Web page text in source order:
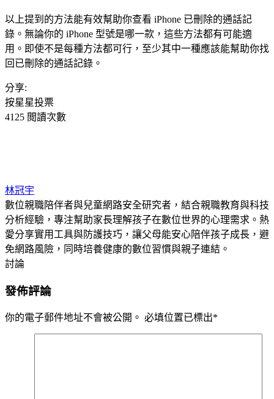
以上提到的方法能有效幫助你查看 iPhone 已刪除的通話記
錄。無論你的 iPhone 型號是哪一款，這些方法都有可能適
用。即使不是每種方法都可行，至少其中一種應該能幫助你找
回已刪除的通話記錄。
分享:
按星星投票
4125 閲讀次數
林冠宇
數位親職陪伴者與兒童網路安全研究者，結合親職教育與科技
分析經驗，專注幫助家長理解孩子在數位世界的心理需求。熱
愛分享實用工具與防護技巧，讓父母能安心陪伴孩子成長，避
免網路風險，同時培養健康的數位習慣與親子連結。
討論
發佈評論
你的電子郵件地址不會被公開。 必填位置已標出*